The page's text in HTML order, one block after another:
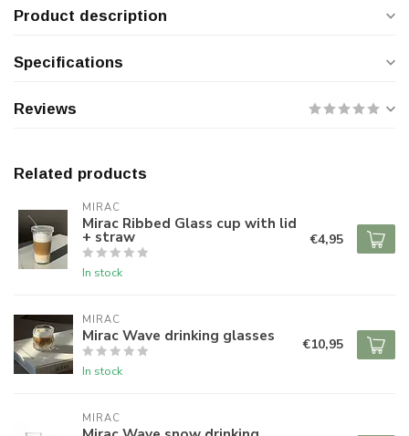
Product description
Specifications
Reviews
Related products
MIRAC
Mirac Ribbed Glass cup with lid
+ straw
In stock
€4,95
MIRAC
Mirac Wave drinking glasses
In stock
€10,95
MIRAC